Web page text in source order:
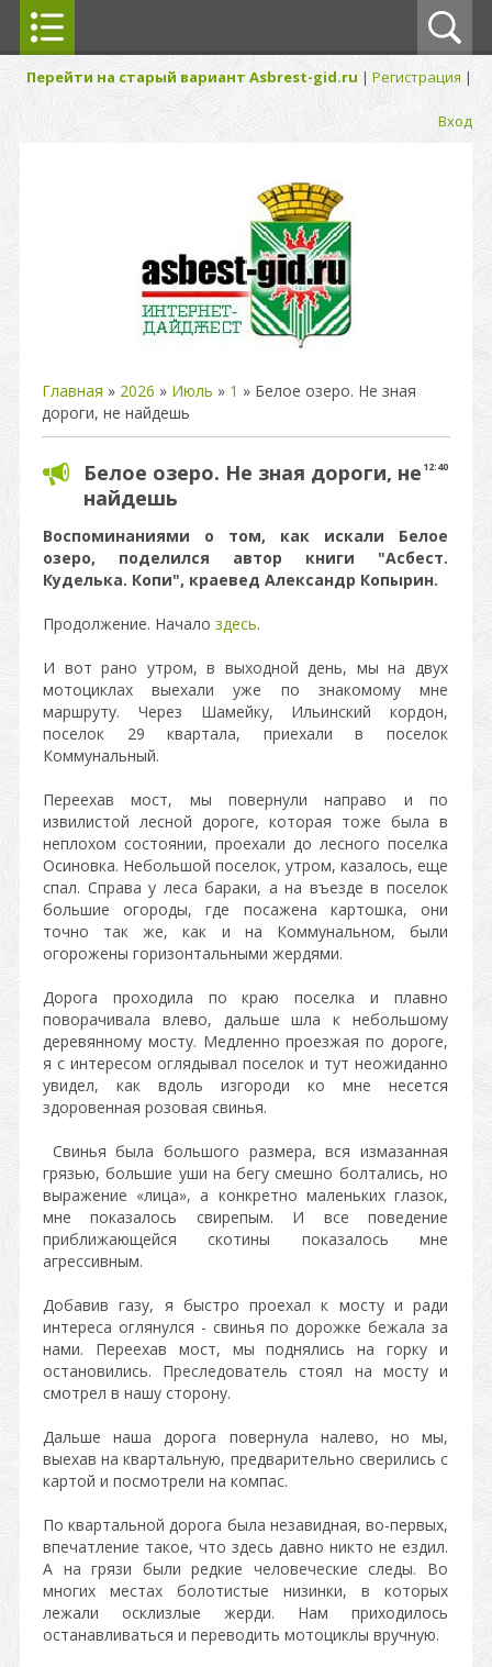
Перейти на старый вариант Asbrest-gid.ru | Регистрация |
Вход
Главная » 2026 » Июль » 1 » Белое озеро. Не зная
дороги, не найдешь
12:40
Белое озеро. Не зная дороги, не
найдешь
Воспоминаниями о том, как искали Белое
озеро, поделился автор книги "Асбест.
Куделька. Копи", краевед Александр Копырин.
Продолжение. Начало здесь.
И вот рано утром, в выходной день, мы на двух
мотоциклах выехали уже по знакомому мне
маршруту. Через Шамейку, Ильинский кордон,
поселок 29 квартала, приехали в поселок
Коммунальный.
Переехав мост, мы повернули направо и по
извилистой лесной дороге, которая тоже была в
неплохом состоянии, проехали до лесного поселка
Осиновка. Небольшой поселок, утром, казалось, еще
спал. Справа у леса бараки, а на въезде в поселок
большие огороды, где посажена картошка, они
точно так же, как и на Коммунальном, были
огорожены горизонтальными жердями.
Дорога проходила по краю поселка и плавно
поворачивала влево, дальше шла к небольшому
деревянному мосту. Медленно проезжая по дороге,
я с интересом оглядывал поселок и тут неожиданно
увидел, как вдоль изгороди ко мне несется
здоровенная розовая свинья.
Свинья была большого размера, вся измазанная
грязью, большие уши на бегу смешно болтались, но
выражение «лица», а конкретно маленьких глазок,
мне показалось свирепым. И все поведение
приближающейся скотины показалось мне
агрессивным.
Добавив газу, я быстро проехал к мосту и ради
интереса оглянулся - свинья по дорожке бежала за
нами. Переехав мост, мы поднялись на горку и
остановились. Преследователь стоял на мосту и
смотрел в нашу сторону.
Дальше наша дорога повернула налево, но мы,
выехав на квартальную, предварительно сверились с
картой и посмотрели на компас.
По квартальной дорога была незавидная, во-первых,
впечатление такое, что здесь давно никто не ездил.
А на грязи были редкие человеческие следы. Во
многих местах болотистые низинки, в которых
лежали осклизлые жерди. Нам приходилось
останавливаться и переводить мотоциклы вручную.